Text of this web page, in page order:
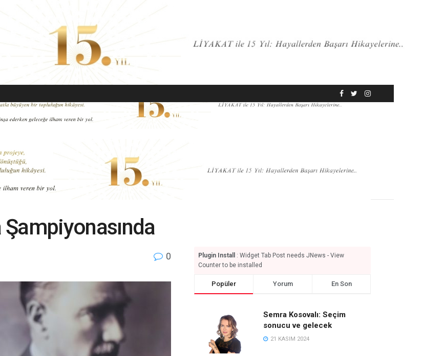
MODA GÜZELLIK YAŞAM SANAT
0 Plugin Install
: Widget Tab Post needs JNews - View
Counter to be installed
Popüler Yorum En Son
Semra Kosovalı: Seçim
sonucu ve gelecek
21 KASIM 2024